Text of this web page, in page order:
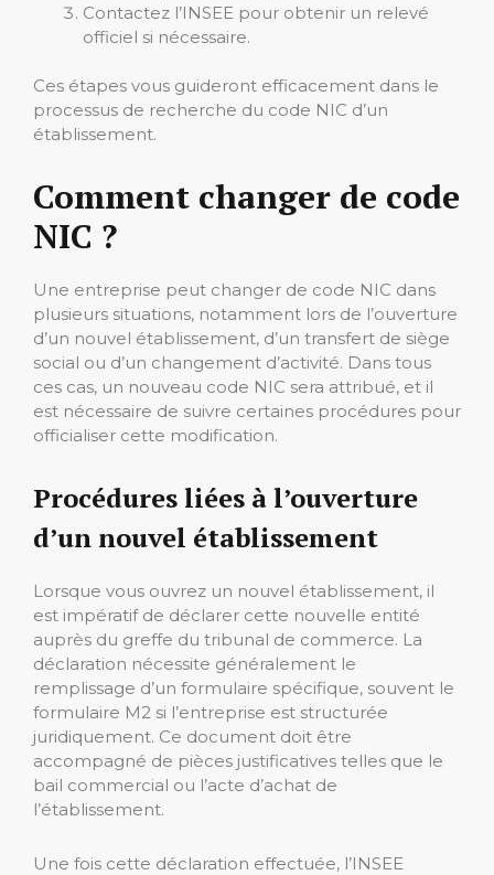
Contactez l’INSEE pour obtenir un relevé
officiel si nécessaire.
Ces étapes vous guideront efficacement dans le
processus de recherche du code NIC d’un
établissement.
Comment changer de code
NIC ?
Une entreprise peut changer de code NIC dans
plusieurs situations, notamment lors de l’ouverture
d’un nouvel établissement, d’un transfert de siège
social ou d’un changement d’activité. Dans tous
ces cas, un nouveau code NIC sera attribué, et il
est nécessaire de suivre certaines procédures pour
officialiser cette modification.
Procédures liées à l’ouverture
d’un nouvel établissement
Lorsque vous ouvrez un nouvel établissement, il
est impératif de déclarer cette nouvelle entité
auprès du greffe du tribunal de commerce. La
déclaration nécessite généralement le
remplissage d’un formulaire spécifique, souvent le
formulaire M2 si l’entreprise est structurée
juridiquement. Ce document doit être
accompagné de pièces justificatives telles que le
bail commercial ou l’acte d’achat de
l’établissement.
Une fois cette déclaration effectuée, l’INSEE